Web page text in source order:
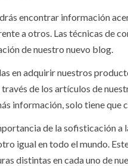
encontrar información
a otros. Las técnicas de
de nuestro nuevo blog.
en adquirir nuestros
de los artículos de
información, solo tiene que
de la sofisticación a
igual en todo el mundo.
distintas en cada uno de